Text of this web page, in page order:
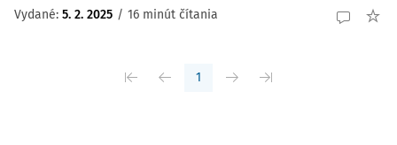
Vydané: 5. 2. 2025 / 16 minút čítania
1